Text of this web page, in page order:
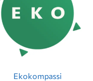
Ekokompassi